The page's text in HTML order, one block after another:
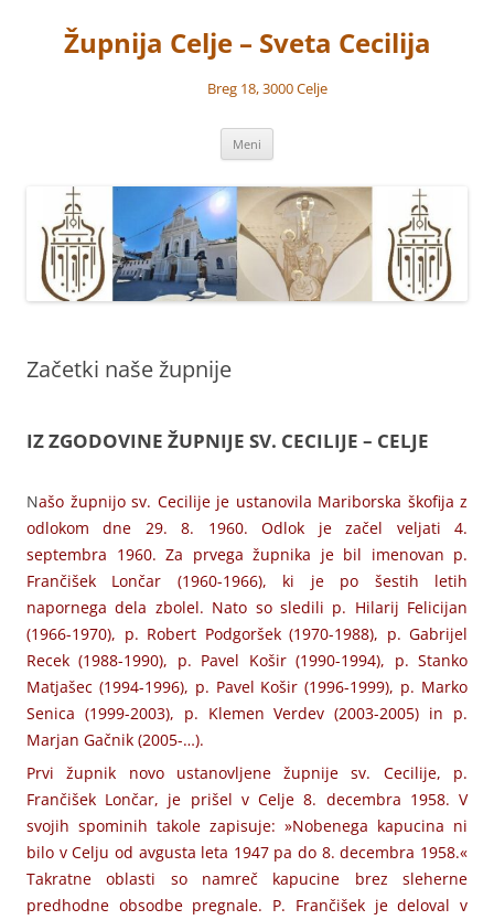
vsebinoŽupnija Celje – Sveta Cecilija
Breg 18, 3000 Celje
Meni
Začetki naše župnije
IZ ZGODOVINE ŽUPNIJE SV. CECILIJE – CELJE
Našo župnijo sv. Cecilije je ustanovila Mariborska škofija z
odlokom dne 29. 8. 1960. Odlok je začel veljati 4.
septembra 1960. Za prvega župnika je bil imenovan p.
Frančišek Lončar (1960-1966), ki je po šestih letih
napornega dela zbolel. Nato so sledili p. Hilarij Felicijan
(1966-1970), p. Robert Podgoršek (1970-1988), p. Gabrijel
Recek (1988-1990), p. Pavel Košir (1990-1994), p. Stanko
Matjašec (1994-1996), p. Pavel Košir (1996-1999), p. Marko
Senica (1999-2003), p. Klemen Verdev (2003-2005) in p.
Marjan Gačnik (2005-…).
Prvi župnik novo ustanovljene župnije sv. Cecilije, p.
Frančišek Lončar, je prišel v Celje 8. decembra 1958. V
svojih spominih takole zapisuje: »Nobenega kapucina ni
bilo v Celju od avgusta leta 1947 pa do 8. decembra 1958.«
Takratne oblasti so namreč kapucine brez sleherne
predhodne obsodbe pregnale. P. Frančišek je deloval v